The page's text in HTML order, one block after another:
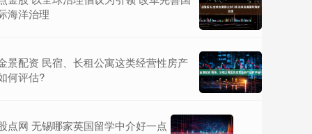
海洋治理
景配资 民宿、长租公寓这类经营性房产
何评估?
点网 无锡哪家英国留学中介好一点